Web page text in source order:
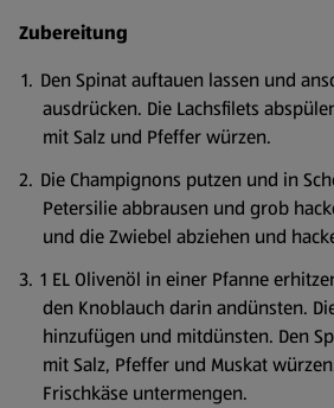
Zubereitung
Den Spinat auftauen lassen und
ausdrücken. Die Lachsfilets
mit Salz und Pfeffer würzen.
Die Champignons putzen und in
Petersilie abbrausen und grob
und die Zwiebel abziehen und
1 EL Olivenöl in einer Pfanne
den Knoblauch darin andünsten.
hinzufügen und mitdünsten. Den
mit Salz, Pfeffer und Muskat
Frischkäse untermengen.